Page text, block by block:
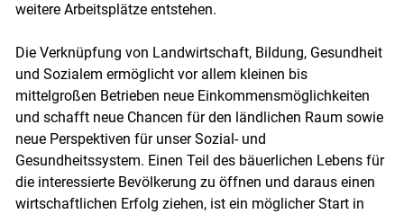
weitere Arbeitsplätze entstehen.
Die Verknüpfung von Landwirtschaft, Bildung, Gesundheit
und Sozialem ermöglicht vor allem kleinen bis
mittelgroßen Betrieben neue Einkommensmöglichkeiten
und schafft neue Chancen für den ländlichen Raum sowie
neue Perspektiven für unser Sozial- und
Gesundheitssystem. Einen Teil des bäuerlichen Lebens für
die interessierte Bevölkerung zu öffnen und daraus einen
wirtschaftlichen Erfolg ziehen, ist ein möglicher Start in